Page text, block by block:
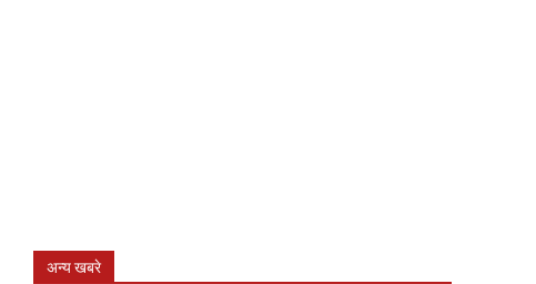
अन्य खबरे